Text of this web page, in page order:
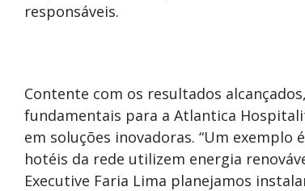
responsáveis.
Contente com os resultados
fundamentais para a Atlantica
em soluções inovadoras. “Um exemplo
hotéis da rede utilizem energia
Executive Faria Lima planejamos